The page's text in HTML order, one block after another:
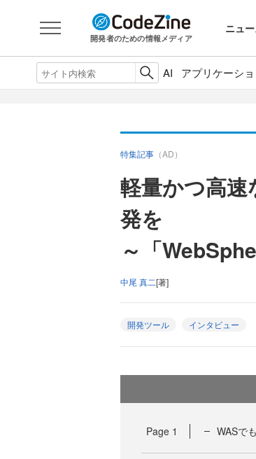
開発者のための情報メディア
ニュ
AI アプリケーシ
特集記事 （AD）
軽量かつ高
発を
～「
中尾 真二[著]
開発ツール インタビュー
Page 1 WASで